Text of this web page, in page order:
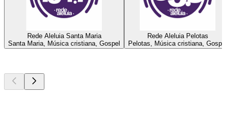
Rede Aleluia Santa Maria
Santa Maria, Música cristiana, Gospel
Rede Aleluia Pelotas
Pelotas, Música cristiana,